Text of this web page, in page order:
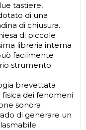
tastiere,
di una
di chiusura.
di piccole
libreria interna
facilmente
strumento.
brevettata
fisica dei fenomeni
sonora
di generare un